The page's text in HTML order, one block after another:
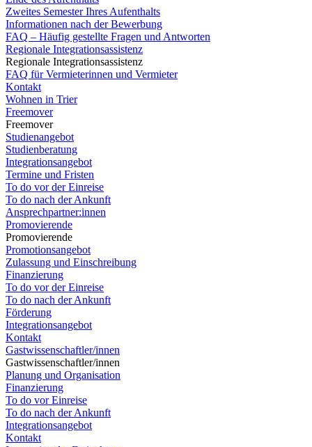
Zweites Semester Ihres Aufenthalts
Informationen nach der Bewerbung
FAQ – Häufig gestellte Fragen und Antworten
Regionale Integrationsassistenz
Regionale Integrationsassistenz
FAQ für Vermieterinnen und Vermieter
Kontakt
Wohnen in Trier
Freemover
Freemover
Studienangebot
Studienberatung
Integrationsangebot
Termine und Fristen
To do vor der Einreise
To do nach der Ankunft
Ansprechpartner:innen
Promovierende
Promovierende
Promotionsangebot
Zulassung und Einschreibung
Finanzierung
To do vor der Einreise
To do nach der Ankunft
Förderung
Integrationsangebot
Kontakt
Gastwissenschaftler/innen
Gastwissenschaftler/innen
Planung und Organisation
Finanzierung
To do vor Einreise
To do nach der Ankunft
Integrationsangebot
Kontakt